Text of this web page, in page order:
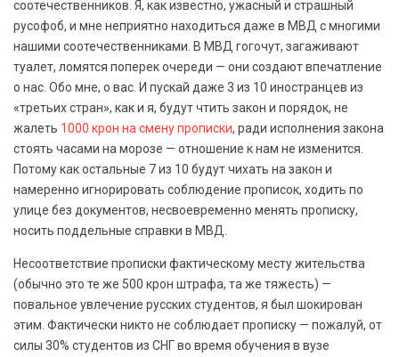
соотечественников. Я, как известно, ужасный и страшный
русофоб, и мне неприятно находиться даже в МВД с многими
нашими соотечественниками. В МВД гогочут, загаживают
туалет, ломятся поперек очереди — они создают впечатление
о нас. Обо мне, о вас. И пускай даже 3 из 10 иностранцев из
«третьих стран», как и я, будут чтить закон и порядок, не
жалеть 1000 крон на смену прописки, ради исполнения закона
стоять часами на морозе — отношение к нам не изменится.
Потому как остальные 7 из 10 будут чихать на закон и
намеренно игнорировать соблюдение прописок, ходить по
улице без документов, несвоевременно менять прописку,
носить поддельные справки в МВД.
Несоответствие прописки фактическому месту жительства
(обычно это те же 500 крон штрафа, та же тяжесть) —
повальное увлечение русских студентов, я был шокирован
этим. Фактически никто не соблюдает прописку — пожалуй, от
силы 30% студентов из СНГ во время обучения в вузе